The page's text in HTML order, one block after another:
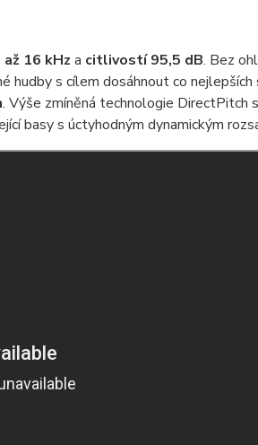
16 kHz a citlivostí 95,5 dB. Bez
hudby s cílem dosáhnout co nejlepších
. Výše zmíněná technologie DirectPitch
basy s úctyhodným dynamickým